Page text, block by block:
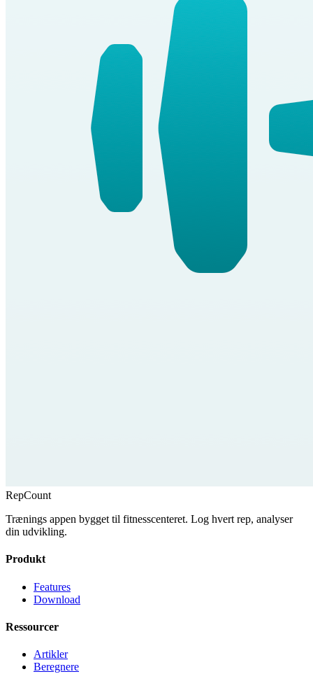
RepCount
Trænings appen bygget til fitnesscenteret. Log hvert rep, analyser
din udvikling.
Produkt
Features
Download
Ressourcer
Artikler
Beregnere